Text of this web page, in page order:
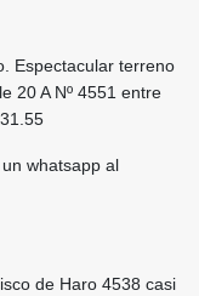
Espectacular terreno
20 A Nº 4551 entre
whatsapp al
de Haro 4538 casi